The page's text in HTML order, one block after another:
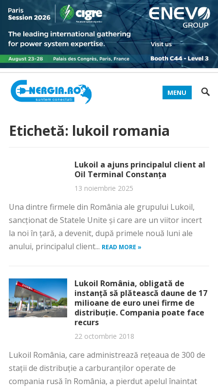
MENU
Etichetă: lukoil romania
Lukoil a ajuns principalul client al
Oil Terminal Constanța
13 noiembrie 2025
Una dintre firmele din România ale grupului Lukoil,
sancționat de Statele Unite și care are un viitor incert
la noi în țară, a devenit, după primele nouă luni ale
anului, principalul client... READ MORE »
Lukoil România, obligată de
instanţă să plătească daune de 17
milioane de euro unei firme de
distribuţie. Compania poate face
recurs
22 octombrie 2018
Lukoil România, care administrează reţeaua de 300 de
staţii de distribuţie a carburanţilor operate de
compania rusă în România, a pierdut apelul înaintat